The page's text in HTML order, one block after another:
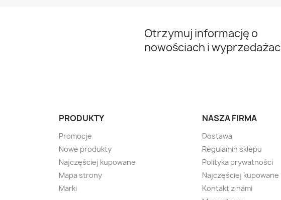
Otrzymuj informację o
nowościach i
PRODUKTY
Promocje
Nowe produkty
Najczęściej kupowane
Mapa strony
Marki
NASZA FIRMA
Dostawa
Regulamin sklepu
Polityka prywatności
Najczęściej kupowane
Kontakt z nami